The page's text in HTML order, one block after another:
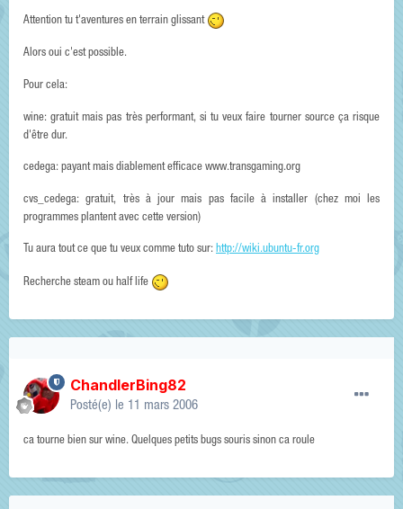
Attention tu t'aventures en terrain glissant
Alors oui c'est possible.
Pour cela:
wine: gratuit mais pas très performant, si tu veux faire tourner source ça risque
d'être dur.
cedega: payant mais diablement efficace www.transgaming.org
cvs_cedega: gratuit, très à jour mais pas facile à installer (chez moi les
programmes plantent avec cette version)
Tu aura tout ce que tu veux comme tuto sur: http://wiki.ubuntu-fr.org
Recherche steam ou half life
ChandlerBing82
Posté(e) le 11 mars 2006
ca tourne bien sur wine. Quelques petits bugs souris sinon ca roule